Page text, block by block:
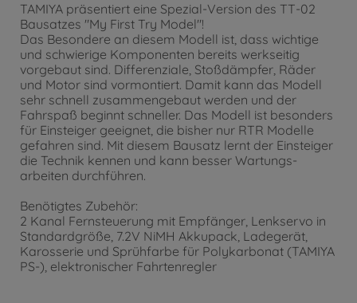
TAMIYA präsentiert eine Spezial-Version des TT-02
Bausatzes "My First Try Model"!
Das Besondere an diesem Modell ist, dass wichtige
und schwierige Komponenten bereits werkseitig
vorgebaut sind. Differenziale, Stoßdämpfer, Räder
und Motor sind vormontiert. Damit kann das Modell
sehr schnell zusammengebaut werden und der
Fahrspaß beginnt schneller. Das Modell ist besonders
für Einsteiger geeignet, die bisher nur RTR Modelle
gefahren sind. Mit diesem Bausatz lernt der Einsteiger
die Technik kennen und kann besser Wartungs-
arbeiten durchführen.
Benötigtes Zubehör:
2 Kanal Fernsteuerung mit Empfänger, Lenkservo in
Standardgröße, 7.2V NiMH Akkupack, Ladegerät,
Karosserie und Sprühfarbe für Polykarbonat (TAMIYA
PS-), elektronischer Fahrtenregler